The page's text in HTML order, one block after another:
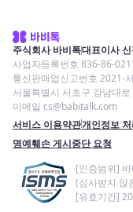
주식회사 바비톡대표이사
사업자등록번호 836-86-
통신판매업신고번호 2021-
서울특별시 서초구 강남대
이메일 cs@babitalk.com
서비스 이용약관개인정보
명예훼손 게시중단 요청
[인증범위]
(심사받지 않
[유효기간]